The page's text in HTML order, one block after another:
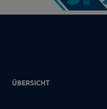
ÜBERSICHT